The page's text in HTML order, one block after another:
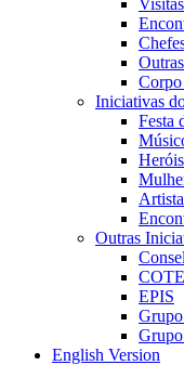
Iniciativas
Festa
Outras
EPIS
English Version